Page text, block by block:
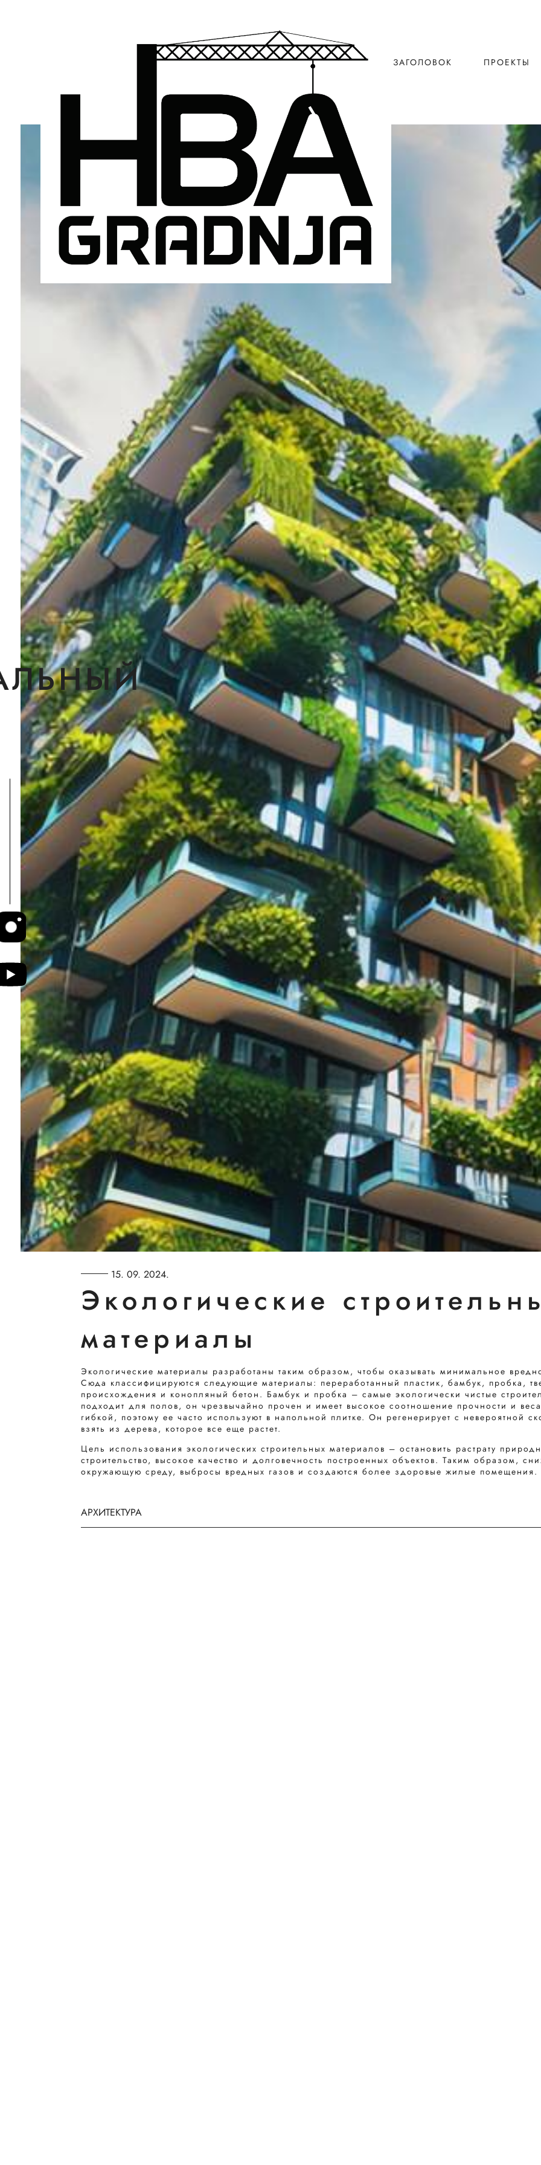
ЗАГОЛОВОК ПРОЕКТЫ
15. 09. 2024.
Экологические
материалы
Экологические материалы разработаны таким образом, чтобы оказывать минимальное
Сюда классифицируются следующие материалы: переработанный пластик, бамбук, пробка,
происхождения и конопляный бетон. Бамбук и пробка – самые экологически чистые
подходит для полов, он чрезвычайно прочен и имеет высокое соотношение прочности и
гибкой, поэтому ее часто используют в напольной плитке. Он регенерирует с невероятной
взять из дерева, которое все еще растет.
Цель использования экологических строительных материалов – остановить растрату
строительство, высокое качество и долговечность построенных объектов. Таким образом,
окружающую среду, выбросы вредных газов и создаются более здоровые жилые помещения.
АРХИТЕКТУРА